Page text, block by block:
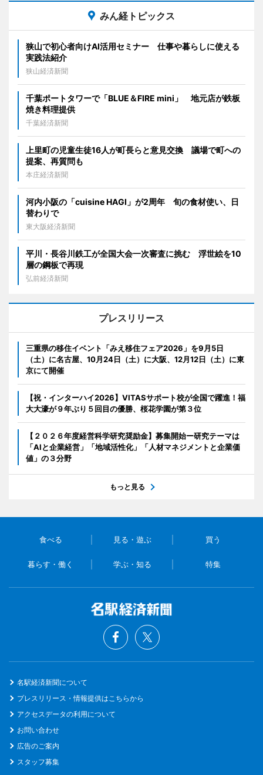
みん経トピックス
狭山で初心者向けAI活用セミナー 仕事や暮らしに使える
実践法紹介
狭山経済新聞
千葉ポートタワーで「BLUE＆FIRE mini」 地元店が鉄板
焼き料理提供
千葉経済新聞
上里町の児童生徒16人が町長らと意見交換 議場で町への
提案、再質問も
本庄経済新聞
河内小阪の「cuisine HAGI」が2周年 旬の食材使い、日
替わりで
東大阪経済新聞
平川・長谷川鉄工が全国大会一次審査に挑む 浮世絵を10
層の鋼板で再現
弘前経済新聞
プレスリリース
三重県の移住イベント「みえ移住フェア2026」を9月5日
（土）に名古屋、10月24日（土）に大阪、12月12日（土）に東
京にて開催
【祝・インターハイ2026】VITASサポート校が全国で躍進！福
大大濠が９年ぶり５回目の優勝、桜花学園が第３位
【２０２６年度経営科学研究奨励金】募集開始ー研究テーマは
「AIと企業経営」「地域活性化」「人材マネジメントと企業価
値」の３分野
もっと見る
食べる 見る・遊ぶ 買う
暮らす・働く 学ぶ・知る 特集
名駅経済新聞について
プレスリリース・情報提供はこちらから
アクセスデータの利用について
お問い合わせ
広告のご案内
スタッフ募集